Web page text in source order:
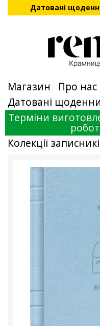
Датовані
Магазин Про нас
Датовані
Терміни
Колекції